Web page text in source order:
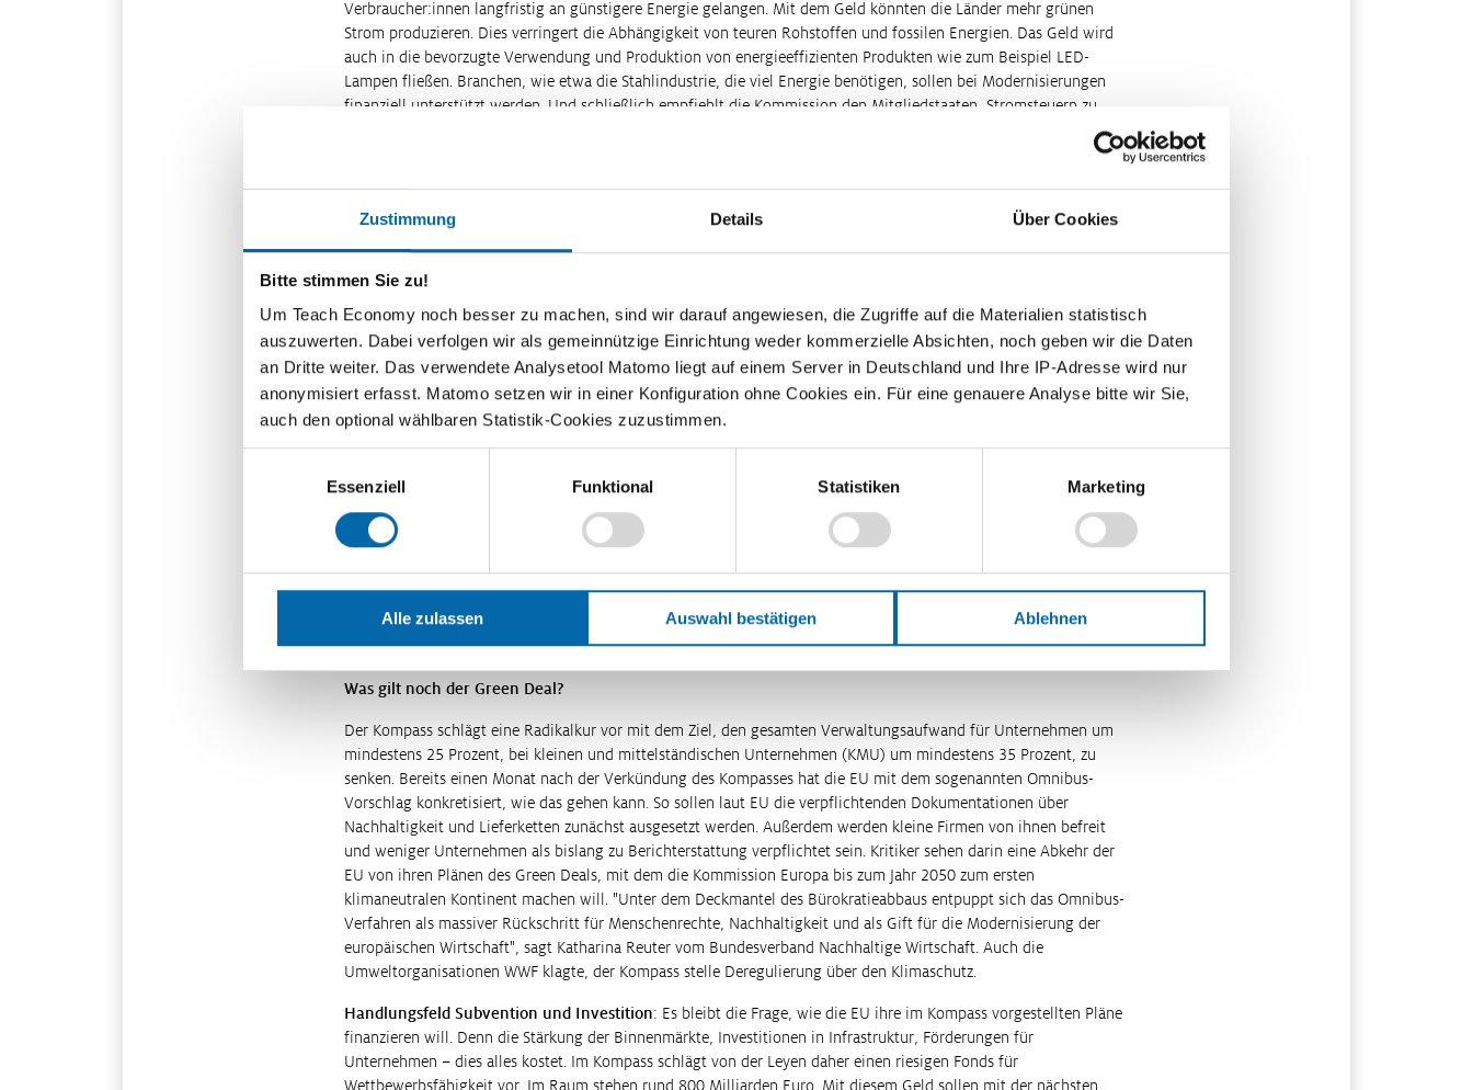
Zustimmung Details Über Cookies
Bitte stimmen Sie zu!
Um Teach Economy noch besser zu machen, sind wir darauf angewiesen, die Zugriffe auf die Materialien statistisch
auszuwerten. Dabei verfolgen wir als gemeinnützige Einrichtung weder kommerzielle Absichten, noch geben wir die Daten
an Dritte weiter. Das verwendete Analysetool Matomo liegt auf einem Server in Deutschland und Ihre IP-Adresse wird nur
anonymisiert erfasst. Matomo setzen wir in einer Konfiguration ohne Cookies ein. Für eine genauere Analyse bitte wir Sie,
auch den optional wählbaren Statistik-Cookies zuzustimmen.
Essenziell
Funktional Statistiken Marketing
Ablehnen
Auswahl bestätigen
Alle zulassen
Verbraucher:innen langfristig an günstigere Energie gelangen. Mit dem Geld könnten die Länder mehr grünen
Strom produzieren. Dies verringert die Abhängigkeit von teuren Rohstoffen und fossilen Energien. Das Geld wird
auch in die bevorzugte Verwendung und Produktion von energieeffizienten Produkten wie zum Beispiel LED-
Lampen fließen. Branchen, wie etwa die Stahlindustrie, die viel Energie benötigen, sollen bei Modernisierungen
finanziell unterstützt werden. Und schließlich empfiehlt die Kommission den Mitgliedstaaten, Stromsteuern zu
senken und Netzentgelte zu reformieren. Führende Wirtschaftsexperten begrüßen diese Maßnahmen für diesen von
Verlagerung der Verantwortung auf die Mitgliedstaaten bleibt unklar, ob notwendige Mittel auch wirklich
mobilisiert werden können", heißt es in der Analyse.
ImHandlungsfeld Binnenmarktstärkung
Europa den Binnenmarkt stärken. Dies will der Kompass auch mit anderen Mitteln erreichen. Richtig so, findet
Olaf Bendig, Industrie-Experte bei der Wirtschaftsprüfungsgesellschaft Deloitte. "Der EU-Binnenmarkt ist ein
schlafender Riese für die deutsche Industrie. Angesichts zunehmend protektionistischer Tendenzen im Welthandel
kann die Industrie in Deutschland einen Wachstums-Boost aus Brüssel gut gebrauchen." Dazu beitragen soll laut
dem Kompass der Ausbau einer Kreislaufwirtschaft und die Erhöhung der Recyclingquote. Gemeinsam könnten
diese Wirtschaftsformen die Abhängigkeit von Rohstoffen außereuropäischer Länder verringern. Neue
Wettbewerbsfähigkeit und als Schwächung des Binnenmarkts übermäßige bürokratische Pflichten bei
europäischen Firmen ausgemacht. Dies geht zulasten der Produktivität und ist teuer. Vor allem bei
innereuropäischen Exporten klagen Unternehmen über Ärgernisse. Zwar gibt es keine Zölle, aber Unternehmen
monieren beispielsweise doppelte Berichtspflichten, etwa bei der Einhaltung von Klimazielen und mehrsprachige
Ausfuhrbescheinigungen beim grenzüberschreitenden Handel. Eine Studie von Deloitte zeigt: Kosten durch
Handelshemmnisse in Europa sind ähnlich hoch wie Zölle in anderen Regionen.
Was gilt noch der Green Deal?
Der Kompass schlägt eine Radikalkur vor mit dem Ziel, den gesamten Verwaltungsaufwand für Unternehmen um
mindestens 25 Prozent, bei kleinen und mittelständischen Unternehmen (KMU) um mindestens 35 Prozent, zu
senken. Bereits einen Monat nach der Verkündung des Kompasses hat die EU mit dem sogenannten Omnibus-
Vorschlag konkretisiert, wie das gehen kann. So sollen laut EU die verpflichtenden Dokumentationen über
Nachhaltigkeit und Lieferketten zunächst ausgesetzt werden. Außerdem werden kleine Firmen von ihnen befreit
und weniger Unternehmen als bislang zu Berichterstattung verpflichtet sein. Kritiker sehen darin eine Abkehr der
EU von ihren Plänen des Green Deals, mit dem die Kommission Europa bis zum Jahr 2050 zum ersten
klimaneutralen Kontinent machen will. "Unter dem Deckmantel des Bürokratieabbaus entpuppt sich das Omnibus-
Verfahren als massiver Rückschritt für Menschenrechte, Nachhaltigkeit und als Gift für die Modernisierung der
europäischen Wirtschaft", sagt Katharina Reuter vom Bundesverband Nachhaltige Wirtschaft. Auch die
Umweltorganisationen WWF klagte, der Kompass stelle Deregulierung über den Klimaschutz.
Handlungsfeld Subvention und Investition: Es bleibt die Frage, wie die EU ihre im Kompass vorgestellten Pläne
finanzieren will. Denn die Stärkung der Binnenmärkte, Investitionen in Infrastruktur, Förderungen für
Unternehmen – dies alles kostet. Im Kompass schlägt von der Leyen daher einen riesigen Fonds für
Wettbewerbsfähigkeit vor. Im Raum stehen rund 800 Milliarden Euro. Mit diesem Geld sollen mit der nächsten